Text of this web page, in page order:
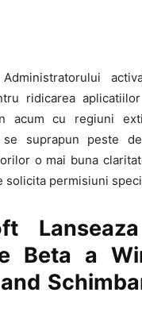
ridicarea
acum cu regiuni
suprapun peste
o mai buna
solicita permisiuni
Beta a